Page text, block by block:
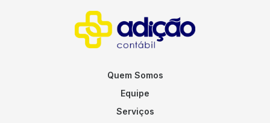
Quem Somos
Equipe
Serviços